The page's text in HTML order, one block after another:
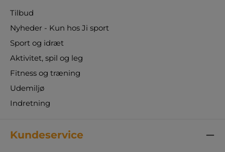
Tilbud
Nyheder - Kun hos Ji sport
Sport og idræt
Aktivitet, spil og leg
Fitness og træning
Udemiljø
Indretning
Kundeservice